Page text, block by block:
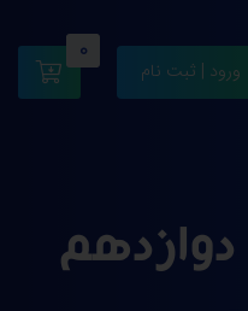
ورود | ثبت نام
0